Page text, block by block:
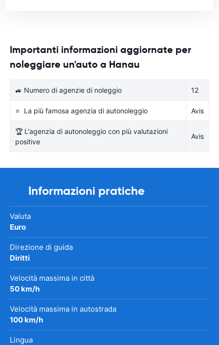
Importanti informazioni aggiornate per
noleggiare un'auto a Hanau
🚙 Numero di agenzie di noleggio 12
⭐ La più famosa agenzia di autonoleggio Avis
🏆 L'agenzia di autonoleggio con più valutazioni
positive
Avis
Informazioni pratiche
Valuta
Euro
Direzione di guida
Diritti
Velocità massima in città
50 km/h
Velocità massima in autostrada
100 km/h
Lingua